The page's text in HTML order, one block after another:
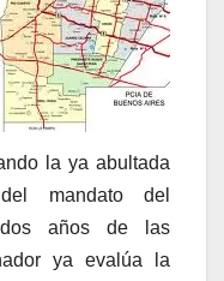
la ya abultada
mandato del
años de las
ya evalúa la